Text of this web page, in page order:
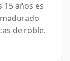
15 años es
de roble.